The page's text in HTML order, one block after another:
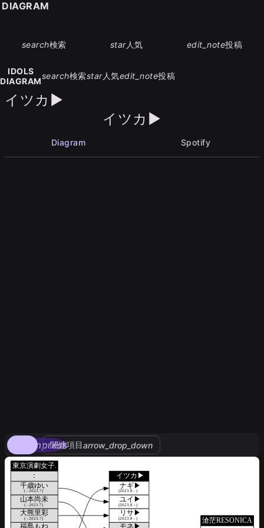
search検索 star人気 edit_note投稿
IDOLS
DIAGRAM
search検索star人気edit_note投稿
イツカ▶︎
イツカ▶︎
Diagram Spotify
compress
関連項目arrow_drop_down